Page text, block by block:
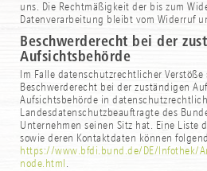
uns. Die Rechtmäßigkeit der bis zum
Datenverarbeitung bleibt vom Widerruf
Beschwerderecht bei der
Aufsichtsbehörde
Im Falle datenschutzrechtlicher
Beschwerderecht bei der zuständigen
Aufsichtsbehörde in
Landesdatenschutzbeauftragte des
Unternehmen seinen Sitz hat. Eine Liste
sowie deren Kontaktdaten können
https://www.bfdi.bund.de/DE/Infothek/
node.html .